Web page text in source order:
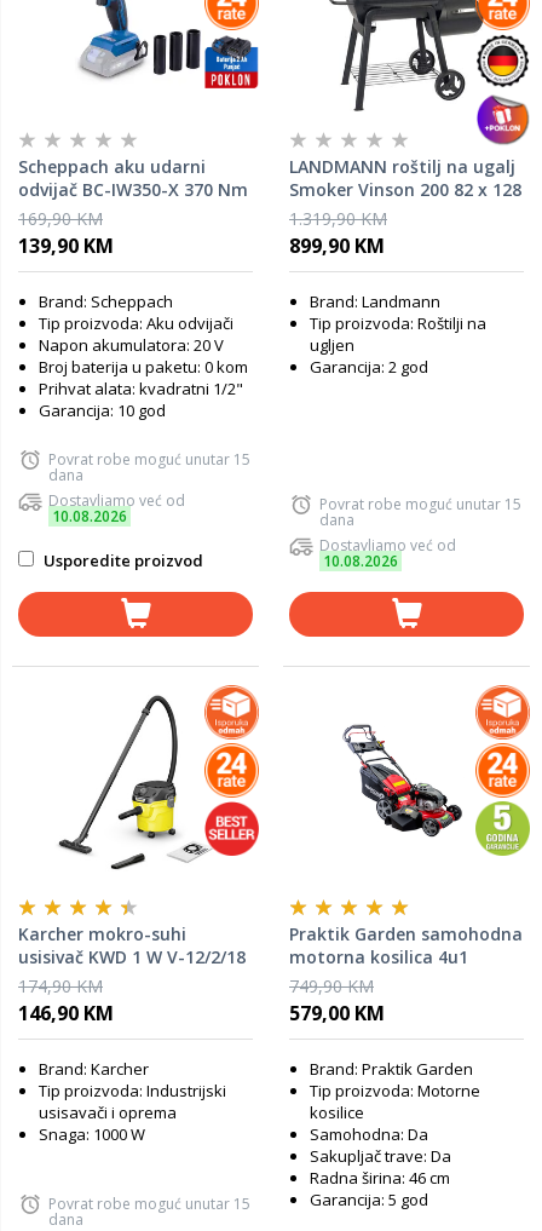
Scheppach aku udarni
odvijač BC-IW350-X 370 Nm
1/2” BRUSHLESS - SOLO
169,90 KM
139,90 KM
Brand: Scheppach
Tip proizvoda: Aku odvijači
Napon akumulatora: 20 V
Broj baterija u paketu: 0 kom
Prihvat alata: kvadratni 1/2"
Garancija: 10 god
Povrat robe moguć unutar 15
dana
Dostavljamo već od
10.08.2026
Usporedite proizvod
LANDMANN roštilj na ugalj
Smoker Vinson 200 82 x 128
x 149 cm – model 11422
1.319,90 KM
899,90 KM
Brand: Landmann
Tip proizvoda: Roštilji na
ugljen
Garancija: 2 god
Povrat robe moguć unutar 15
dana
Dostavljamo već od
10.08.2026
Karcher mokro-suhi
usisivač KWD 1 W V-12/2/18
174,90 KM
146,90 KM
Brand: Karcher
Tip proizvoda: Industrijski
usisavači i oprema
Snaga: 1000 W
Povrat robe moguć unutar 15
dana
Praktik Garden samohodna
motorna kosilica 4u1
PG65147
749,90 KM
579,00 KM
Brand: Praktik Garden
Tip proizvoda: Motorne
kosilice
Samohodna: Da
Sakupljač trave: Da
Radna širina: 46 cm
Garancija: 5 god